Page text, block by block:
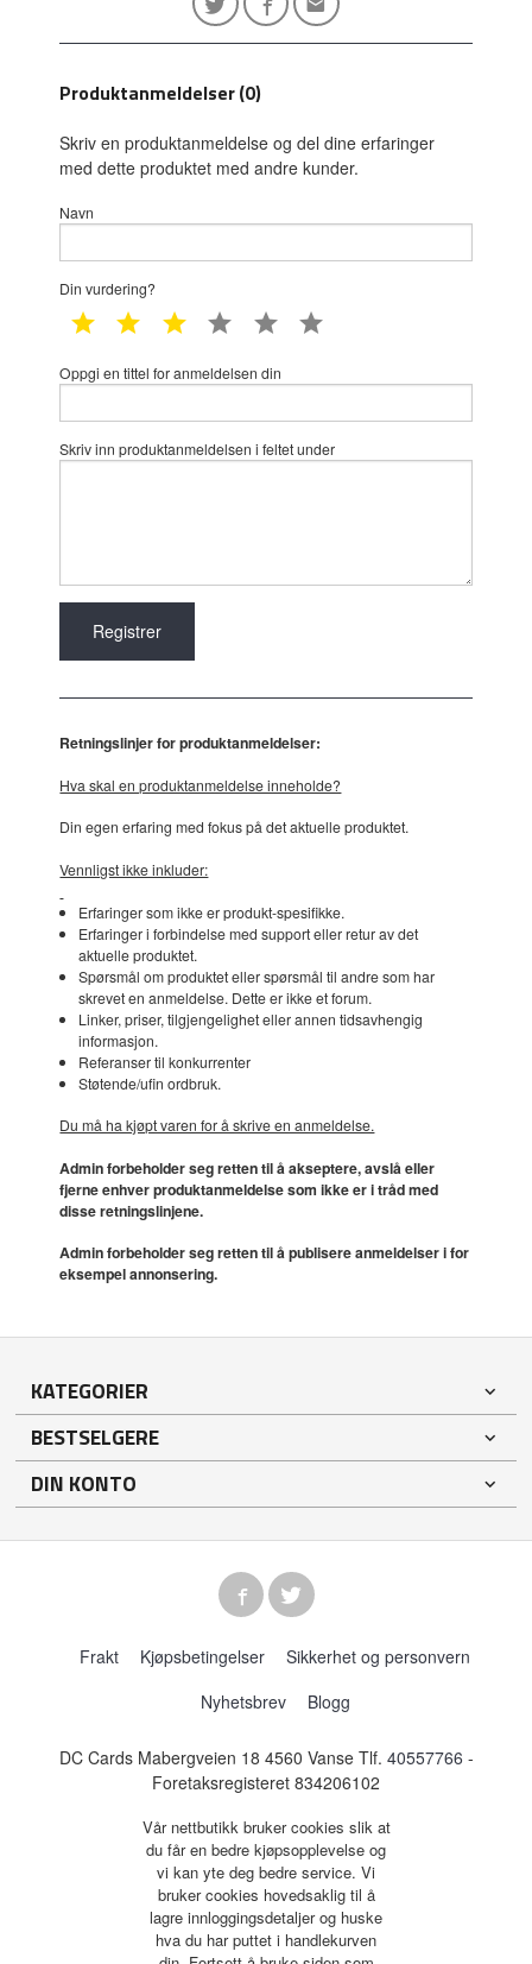
Produktanmeldelser (0)
Skriv en produktanmeldelse og del dine erfaringer
med dette produktet med andre kunder.
Navn
Din vurdering?
1 star 2 star 3 star 4 star 5 star
Oppgi en tittel for anmeldelsen din
Skriv inn produktanmeldelsen i feltet under
Retningslinjer for produktanmeldelser:
Hva skal en produktanmeldelse inneholde?
Din egen erfaring med fokus på det aktuelle produktet.
Vennligst ikke inkluder:
Erfaringer som ikke er produkt-spesifikke.
Erfaringer i forbindelse med support eller retur av det
aktuelle produktet.
Spørsmål om produktet eller spørsmål til andre som har
skrevet en anmeldelse. Dette er ikke et forum.
Linker, priser, tilgjengelighet eller annen tidsavhengig
informasjon.
Referanser til konkurrenter
Støtende/ufin ordbruk.
Du må ha kjøpt varen for å skrive en anmeldelse.
Admin forbeholder seg retten til å akseptere, avslå eller
fjerne enhver produktanmeldelse som ikke er i tråd med
disse retningslinjene.
Admin forbeholder seg retten til å publisere anmeldelser i for
eksempel annonsering.
KATEGORIER
BESTSELGERE
DIN KONTO
Frakt Kjøpsbetingelser
Sikkerhet og personvern
Nyhetsbrev
Blogg
DC Cards Mabergveien 18 4560 Vanse Tlf. 40557766 -
Foretaksregisteret 834206102
Vår nettbutikk bruker cookies slik at
du får en bedre kjøpsopplevelse og
vi kan yte deg bedre service. Vi
bruker cookies hovedsaklig til å
lagre innloggingsdetaljer og huske
hva du har puttet i handlekurven